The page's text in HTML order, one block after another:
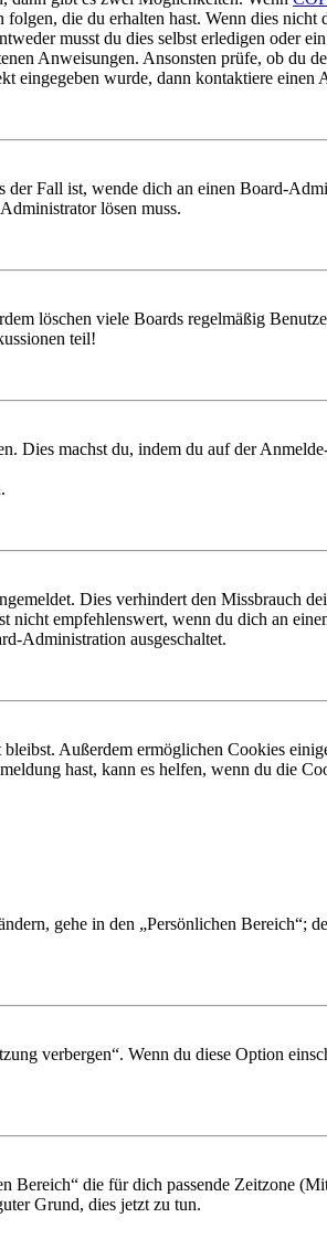
die du erhalten hast. Wenn dies
musst du dies selbst erledigen oder
Anweisungen. Ansonsten prüfe, ob du
eingegeben wurde, dann kontaktiere einen
Fall ist, wende dich an einen Board-
lösen muss.
löschen viele Boards regelmäßig
teil!
Dies machst du, indem du auf der
Dies verhindert den Missbrauch
empfehlenswert, wenn du dich an
Administration ausgeschaltet.
Außerdem ermöglichen Cookies
hast, kann es helfen, wenn du die
gehe in den „Persönlichen Bereich“;
verbergen“. Wenn du diese Option
Bereich“ die für dich passende Zeitzone
Grund, dies jetzt zu tun.